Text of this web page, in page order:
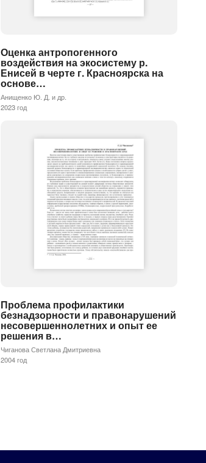
Оценка антропогенного
воздействия на экосистему р.
Енисей в черте г. Красноярска на
основе…
Анищенко Ю. Д. и др.
2023 год
Проблема профилактики
безнадзорности и правонарушений
несовершеннолетних и опыт ее
решения в…
Чиганова Светлана Дмитриевна
2004 год